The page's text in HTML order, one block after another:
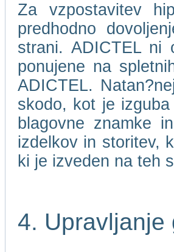
Za vzpostavitev
predhodno
strani. ADICTEL ni
ponujene na
ADICTEL.
skodo, kot je
blagovne znamke
izdelkov in storitev,
ki je izveden na teh
4. Upravljanje